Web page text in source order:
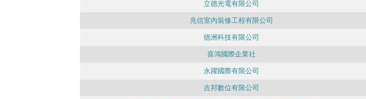
立德光電有限公司
兆信室內裝修工程有限公司
德洲科技有限公司
喜鴻國際企業社
永躍國際有限公司
吉邦數位有限公司